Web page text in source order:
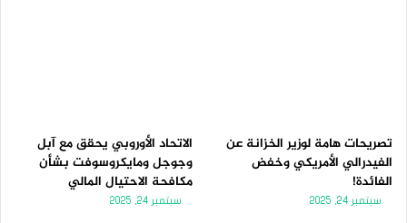
تصريحات هامة لوزير الخزانة عن
الفيدرالي الأمريكي وخفض
الفائدة!
سبتمبر 24, 2025
الاتحاد الأوروبي يحقق مع آبل
وجوجل ومايكروسوفت بشأن
مكافحة الاحتيال المالي
سبتمبر 24, 2025